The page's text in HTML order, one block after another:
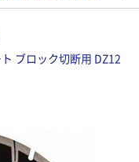
ブロック切断用 DZ12